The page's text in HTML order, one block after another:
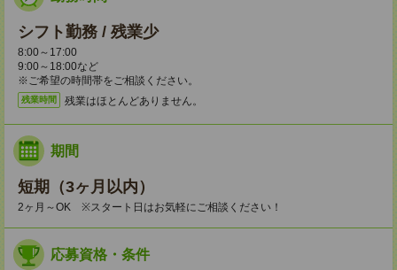
シフト勤務 / 残業少
8:00～17:00
9:00～18:00など
※ご希望の時間帯をご相談ください。
残業時間 残業はほとんどありません。
期間
短期（3ヶ月以内）
2ヶ月～OK ※スタート日はお気軽にご相談ください！
応募資格・条件